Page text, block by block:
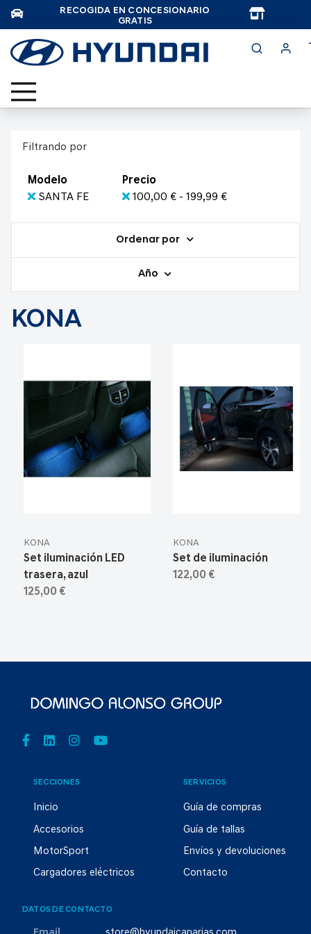
RECOGIDA EN CONCESIONARIO
GRATIS
Filtrando por
Modelo
SANTA FE
Precio
100,00 € - 199,99 €
Ordenar por
Año
KONA
KONA
Set iluminación LED
trasera, azul
125,00 €
KONA
Set de iluminación
122,00 €
SECCIONES
Inicio
Accesorios
MotorSport
Cargadores eléctricos
SERVICIOS
Guía de compras
Guía de tallas
Envíos y devoluciones
Contacto
DATOS DE CONTACTO